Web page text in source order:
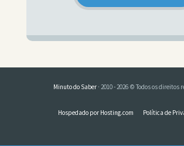
Minuto do Saber· 2010 - 2026 © Todos os direitos
Hospedado por Hosting.com Política de